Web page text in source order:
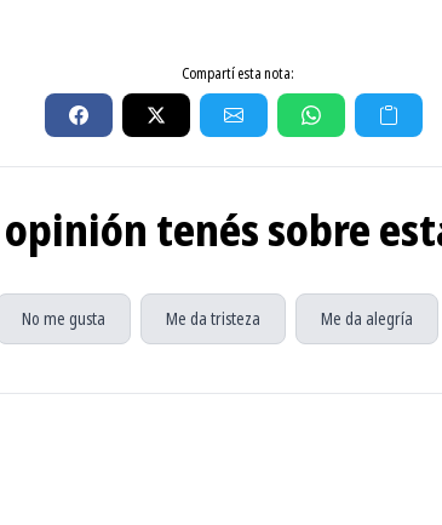
Compartí esta nota:
opinión tenés sobre
No me gusta Me da tristeza Me da alegría